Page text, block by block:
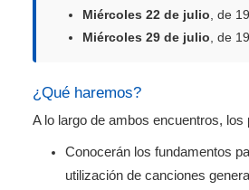
Miércoles 22 de julio , de
Miércoles 29 de julio , de
¿Qué haremos?
A lo largo de ambos encuentros, los
Conocerán los fundamentos
utilización de canciones